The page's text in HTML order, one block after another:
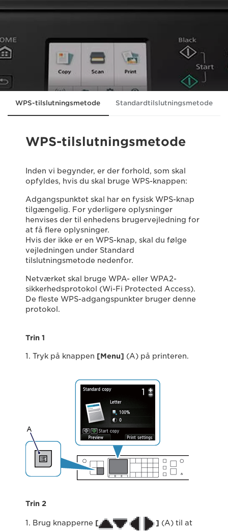
WPS-tilslutningsmetode Standardtilslutningsmetode
WPS-tilslutningsmetode
Inden vi begynder, er der forhold, som skal
opfyldes, hvis du skal bruge WPS-knappen:
Adgangspunktet skal har en fysisk WPS-knap
tilgængelig. For yderligere oplysninger
henvises der til enhedens brugervejledning for
at få flere oplysninger.
Hvis der ikke er en WPS-knap, skal du følge
vejledningen under Standard
tilslutningsmetode nedenfor.
Netværket skal bruge WPA- eller WPA2-
sikkerhedsprotokol (Wi-Fi Protected Access).
De fleste WPS-adgangspunkter bruger denne
protokol.
Trin 1
1. Tryk på knappen [Menu] (A) på printeren.
Trin 2
1. Brug knapperne [ ] (A) til at